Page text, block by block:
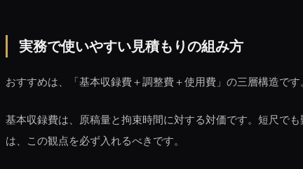
実務で使いやすい見積もりの組み方
おすすめは、「基本収録費＋調整費＋使用費」の三層構造です
基本収録費は、原稿量と拘束時間に対する対価です。短尺で
は、この観点を必ず入れるべきです。